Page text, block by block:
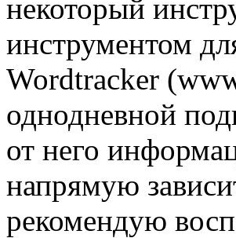
некоторый
инструментом
Wordtracker
однодневной
от него
напрямую
рекомендую